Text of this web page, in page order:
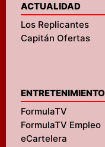
ACTUALIDAD
Los Replicantes
Capitán Ofertas
ENTRETENIMIENTO
FormulaTV
FormulaTV Empleo
eCartelera